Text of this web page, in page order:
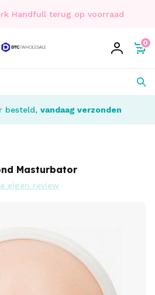
Handfull terug op voorraad
0
besteld, vandaag verzonden
Masturbator
eigen review